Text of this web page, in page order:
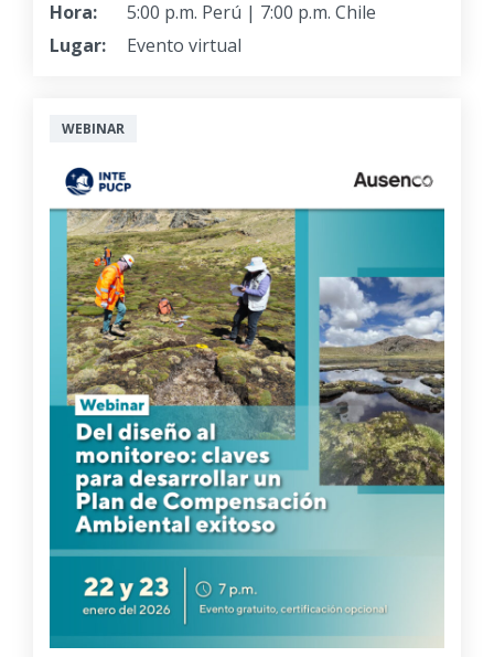
Hora:
5:00 p.m. Perú | 7:00 p.m. Chile
Lugar:
Evento virtual
WEBINAR